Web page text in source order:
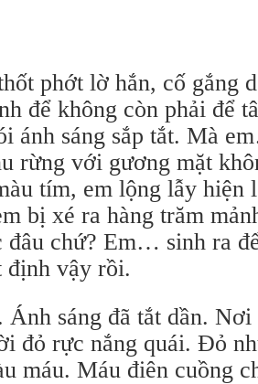
phớt lờ hắn, cố gắng
để không còn phải để
ánh sáng sắp tắt. Mà
rừng với gương mặt
tím, em lộng lẫy hiện
bị xé ra hàng trăm
đâu chứ? Em… sinh ra
định vậy rồi.
Ánh sáng đã tắt dần.
đỏ rực nắng quái. Đỏ
máu. Máu điên cuồng